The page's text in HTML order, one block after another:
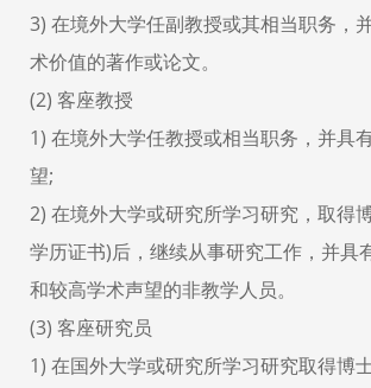
3) 在境外大学任副教授或其相当职务，
术价值的著作或论文。
(2) 客座教授
1) 在境外大学任教授或相当职务，并具
望;
2) 在境外大学或研究所学习研究，取得
学历证书)后，继续从事研究工作，并具
和较高学术声望的非教学人员。
(3) 客座研究员
1) 在国外大学或研究所学习研究取得博